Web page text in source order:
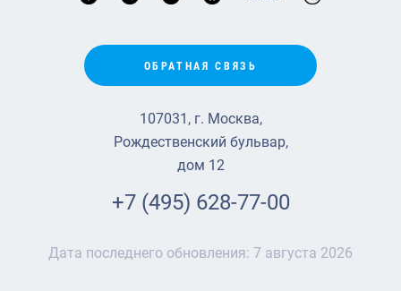
ОБРАТНАЯ СВЯЗЬ
107031, г. Москва,
Рождественский бульвар,
дом 12
+7 (495) 628-77-00
Дата последнего обновления: 7 августа 2026